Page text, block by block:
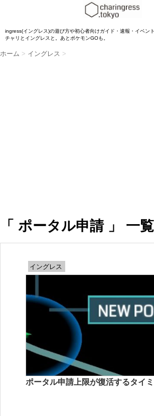
ingress(イングレス)の遊び方や初心者向けガイド・速報・イベン
チャリとイングレスと。あとポケモンGOも。
ホーム > イングレス >
「 ポータル申請 」 一覧
イングレス
ポータル申請上限が復活するタイ